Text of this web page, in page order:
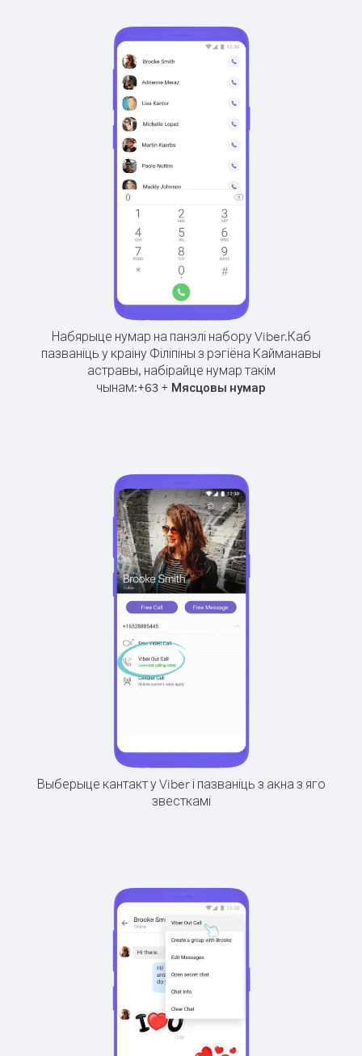
Набярыце нумар на панэлі набору Viber.Каб
пазваніць у краіну Філіпіны з рэгіёна Кайманавы
астравы, набірайце нумар такім
чынам:+63 + Мясцовы нумар
Выберыце кантакт у Viber і пазваніць з акна з яго
звесткамі